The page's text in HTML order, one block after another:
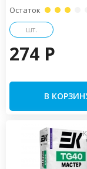
Остаток
шт.
274 P
В